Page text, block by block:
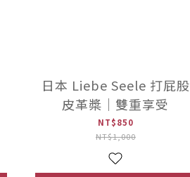
日本 Liebe Seele 打屁股
皮革槳｜雙重享受
NT$850
NT$1,000